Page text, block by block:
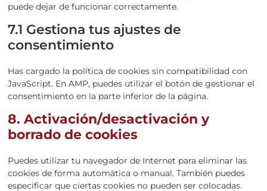
puede dejar de funcionar correctamente.
7.1 Gestiona tus ajustes de
consentimiento
Has cargado la política de cookies sin compatibilidad con
JavaScript. En AMP, puedes utilizar el botón de gestionar el
consentimiento en la parte inferior de la página.
8. Activación/desactivación y
borrado de cookies
Puedes utilizar tu navegador de Internet para eliminar las
cookies de forma automática o manual. También puedes
especificar que ciertas cookies no pueden ser colocadas.